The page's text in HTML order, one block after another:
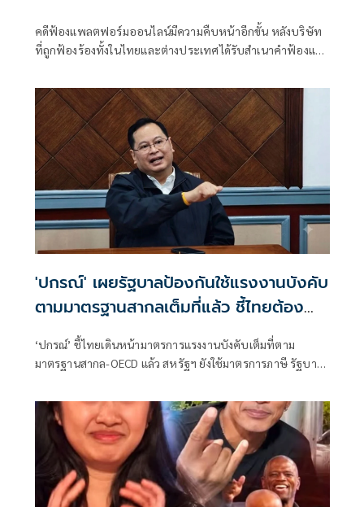
คดีฟ้องแพลตฟอร์มออนไลน์มีความคืบหน้าอีกขั้น หลังบริษัท
ที่ถูกฟ้องร้องทั้งในไทยและต่างประเทศได้รับสำเนาคำฟ้องและ
เป็นจุดเริ่มต้นของกระบวนการพิจารณาคดีอย่างเป็นทางการ
'ปกรณ์' เผยรัฐบาลป้องกันใช้แรงงานบังคับ
ตามมาตรฐานสากลเต็มที่แล้ว ชี้ไทยต้อง
ปรับตัวเจรจาคู่ค้ารายอื่น อย่าหวังพึ่งพา
สหรัฐ
‘ปกรณ์’ ชี้ไทยเดินหน้ามาตรการแรงงานบังคับเต็มที่ตาม
มาตรฐานสากล-OECD แล้ว สหรัฐฯ ยังใช้มาตรการภาษี รัฐบาล
รอง รับมือการค้าโลกผันผวน